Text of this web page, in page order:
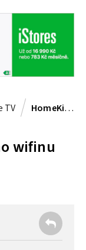
TV HomeKit nefunguje mimo wifinu
wifinu